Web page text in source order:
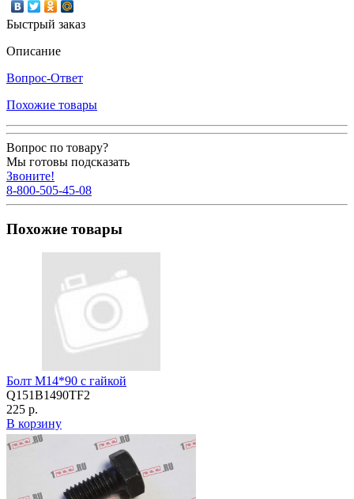
Быстрый заказ
Описание
Вопрос-Ответ
Похожие товары
Вопрос по товару?
Мы готовы подсказать
Звоните!
8-800-505-45-08
Похожие товары
Болт М14*90 с гайкой
Q151B1490TF2
225 р.
В корзину